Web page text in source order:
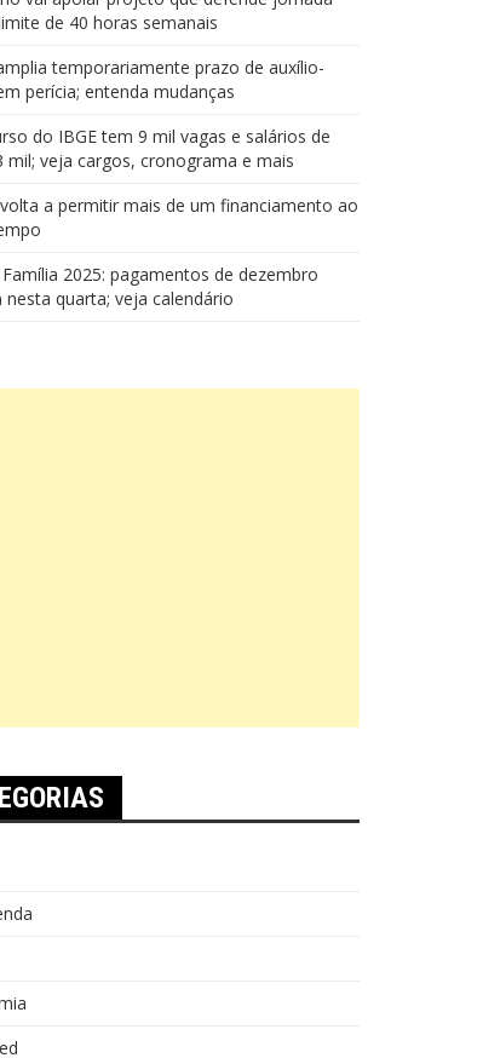
de 40 horas semanais
temporariamente prazo de auxílio-
perícia; entenda mudanças
do IBGE tem 9 mil vagas e salários de
mil; veja cargos, cronograma e mais
a permitir mais de um financiamento ao
2025: pagamentos de dezembro
quarta; veja calendário